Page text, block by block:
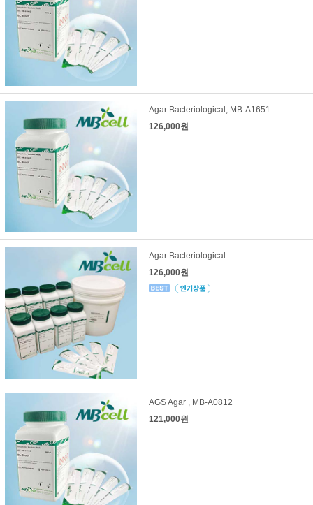
Agar Bacteriological, MB-A1651
126,000원
Agar Bacteriological
126,000원
AGS Agar , MB-A0812
121,000원